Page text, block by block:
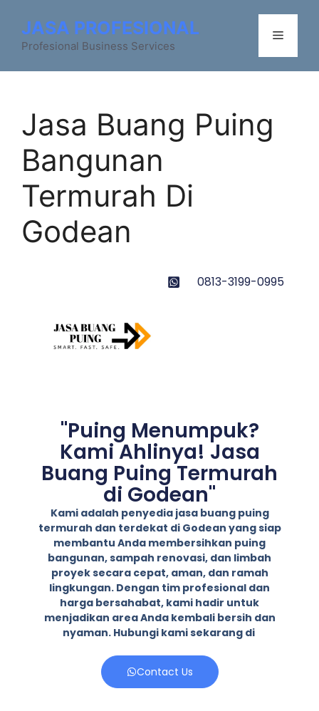
JASA PROFESIONAL
Profesional Business Services
Jasa Buang Puing
Bangunan
Termurah Di
Godean
0813-3199-0995
"Puing Menumpuk?
Kami Ahlinya! Jasa
Buang Puing Termurah
di Godean"
Kami adalah penyedia jasa buang puing
termurah dan terdekat di Godean yang siap
membantu Anda membersihkan puing
bangunan, sampah renovasi, dan limbah
proyek secara cepat, aman, dan ramah
lingkungan. Dengan tim profesional dan
harga bersahabat, kami hadir untuk
menjadikan area Anda kembali bersih dan
nyaman. Hubungi kami sekarang di
Contact Us